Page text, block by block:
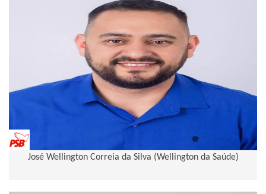
José Wellington Correia da Silva (Wellington da Saúde)